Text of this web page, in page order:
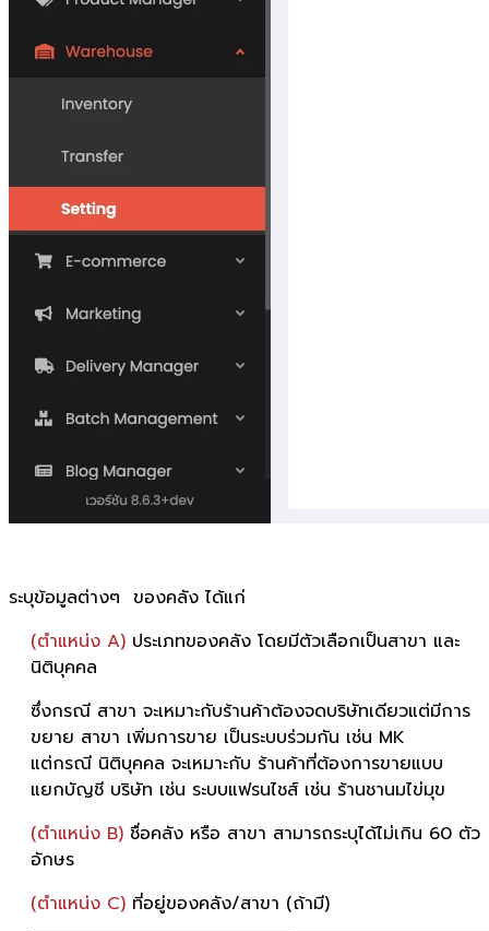
ระบุข้อมูลต่างๆ ของคลัง ได้แก่
(ตำแหน่ง A) ประเภทของคลัง โดยมีตัวเลือกเป็นสาขา และ
นิติบุคคล
ซึ่งกรณี สาขา จะเหมาะกับร้านค้าต้องจดบริษัทเดียวแต่มีการ
ขยาย สาขา เพิ่มการขาย เป็นระบบร่วมกัน เช่น MK
แต่กรณี นิติบุคคล จะเหมาะกับ ร้านค้าที่ต้องการขายแบบ
แยกบัญชี บริษัท เช่น ระบบแฟรนไชส์ เช่น ร้านชานมไข่มุข
(ตำแหน่ง B) ชื่อคลัง หรือ สาขา สามารถระบุได้ไม่เกิน 60 ตัว
อักษร
(ตำแหน่ง C) ที่อยู่ของคลัง/สาขา (ถ้ามี)